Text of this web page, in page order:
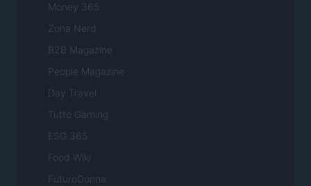
Money 365
Zona Nerd
B2B Magazine
People Magazine
Day Travel
Tutto Gaming
ESG 365
Food Wiki
FuturoDonna